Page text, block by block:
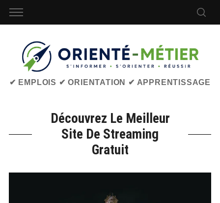
✔ EMPLOIS ✔ ORIENTATION ✔ APPRENTISSAGE
Découvrez Le Meilleur
Site De Streaming
Gratuit